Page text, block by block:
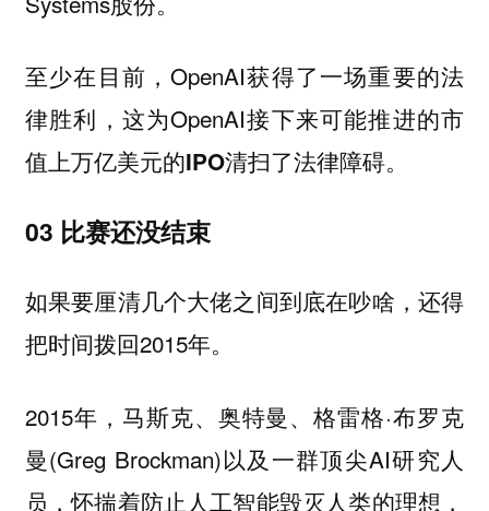
至少在目前，OpenAI获得了一场重要的法
律胜利，这为OpenAI接下来可能推进的市
值上万亿美元的IPO清扫了法律障碍。
03 比赛还没结束
如果要厘清几个大佬之间到底在吵啥，还得
把时间拨回2015年。
2015年，马斯克、奥特曼、格雷格·布罗克
曼(Greg Brockman)以及一群顶尖AI研究人
员，怀揣着防止人工智能毁灭人类的理想，